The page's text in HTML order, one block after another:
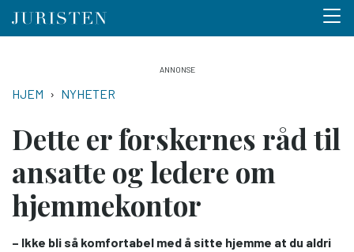
hovedinnhold
Menu
NAVIGASJONSSTI
HJEM NYHETER
Dette er forskernes råd til
ansatte og ledere om
hjemme­kontor
– Ikke bli så komfortabel med å sitte hjemme at du aldri